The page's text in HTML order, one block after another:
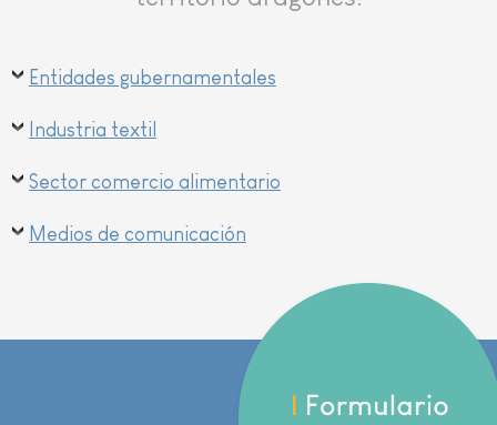
Entidades gubernamentales
Industria textil
Sector comercio alimentario
Medios de comunicación